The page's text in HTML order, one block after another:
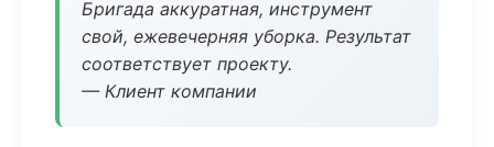
Бригада аккуратная, инструмент
свой, ежевечерняя уборка. Результат
соответствует проекту.
— Клиент компании